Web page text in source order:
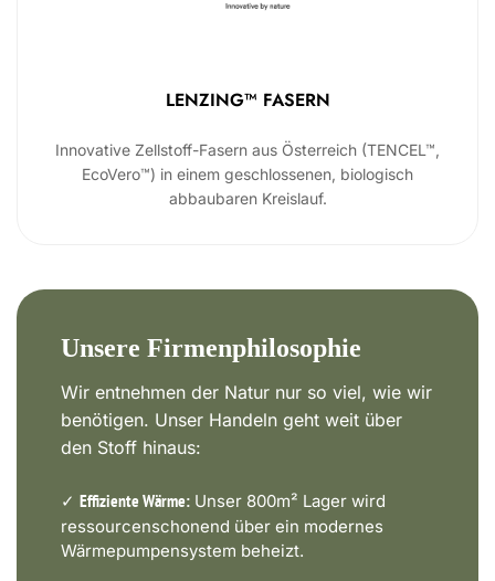
LENZING™ FASERN
Innovative Zellstoff-Fasern aus Österreich (TENCEL™,
EcoVero™) in einem geschlossenen, biologisch
abbaubaren Kreislauf.
Unsere Firmenphilosophie
Wir entnehmen der Natur nur so viel, wie wir
benötigen. Unser Handeln geht weit über
den Stoff hinaus:
✓ Effiziente Wärme: Unser 800m² Lager wird
ressourcenschonend über ein modernes
Wärmepumpensystem beheizt.